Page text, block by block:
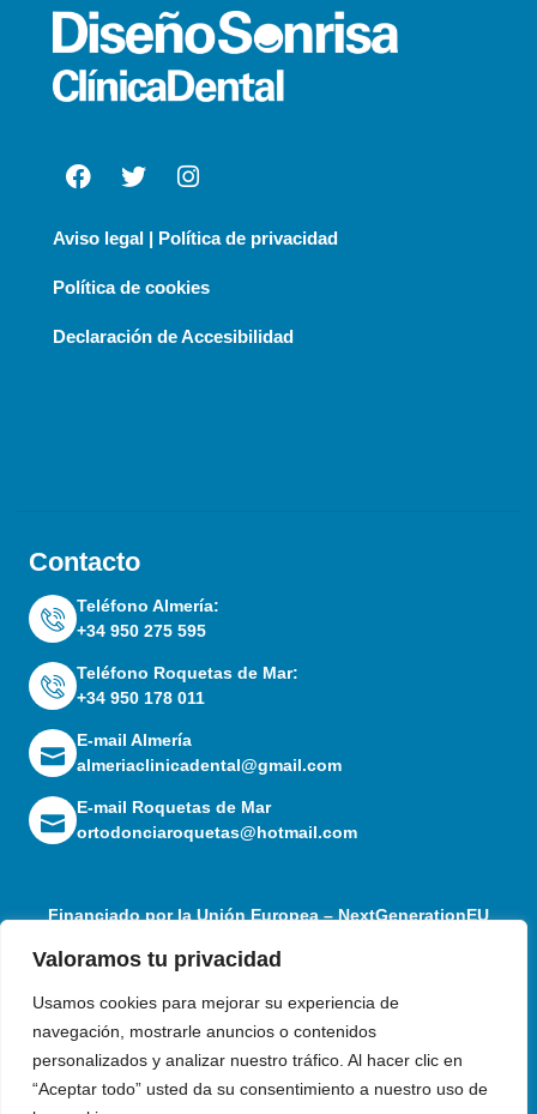
Valoramos tu privacidad
Usamos cookies para mejorar su experiencia de
navegación, mostrarle anuncios o contenidos
personalizados y analizar nuestro tráfico. Al hacer clic en
“Aceptar todo” usted da su consentimiento a nuestro uso de
Contacto
Teléfono Almería:
+34 950 275 595
Teléfono Roquetas de Mar:
+34 950 178 011
E-mail Almería
almeriaclinicadental@gmail.com
E-mail Roquetas de Mar
ortodonciaroquetas@hotmail.com
Aviso legal | Política de privacidad
Política de cookies
Declaración de Accesibilidad
Financiado por la Unión Europea – NextGenerationEU